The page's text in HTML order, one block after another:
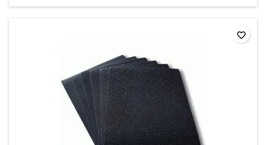
favorite_border